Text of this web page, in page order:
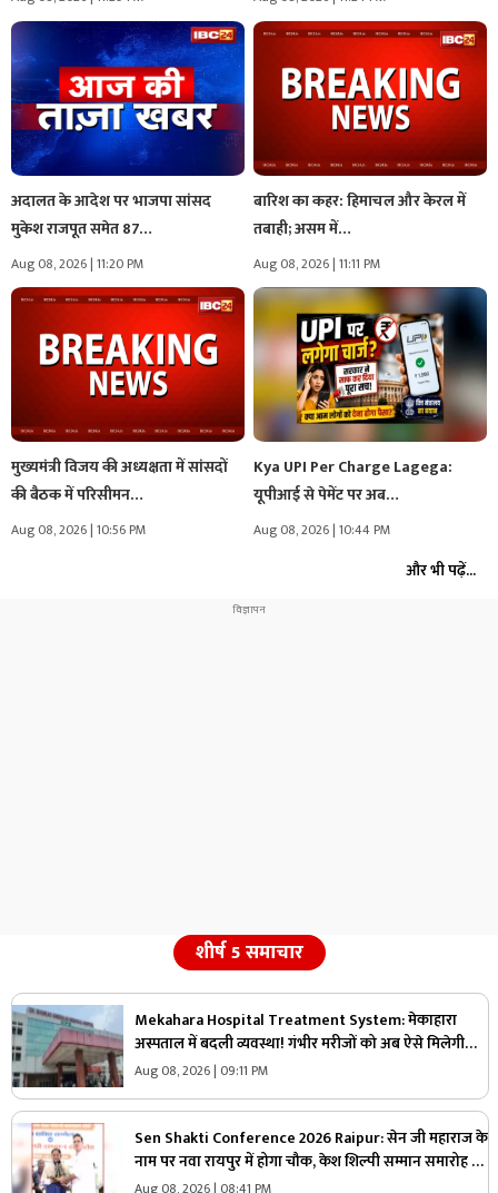
अदालत के आदेश पर भाजपा सांसद
मुकेश राजपूत समेत 87…
Aug 08, 2026 | 11:20 PM
बारिश का कहर: हिमाचल और केरल में
तबाही; असम में…
Aug 08, 2026 | 11:11 PM
मुख्यमंत्री विजय की अध्यक्षता में सांसदों
की बैठक में परिसीमन…
Aug 08, 2026 | 10:56 PM
Kya UPI Per Charge Lagega:
यूपीआई से पेमेंट पर अब…
Aug 08, 2026 | 10:44 PM
और भी पढ़ें...
शीर्ष 5 समाचार
Mekahara Hospital Treatment System: मेकाहारा
अस्पताल में बदली व्यवस्था! गंभीर मरीजों को अब ऐसे मिलेगी
इमरजेंसी वार्ड में एंट्री, यहां होगी शुरुआती जांच
Aug 08, 2026 | 09:11 PM
Sen Shakti Conference 2026 Raipur: सेन जी महाराज के
नाम पर नवा रायपुर में होगा चौक, केश शिल्पी सम्मान समारोह में
सीएम साय ने किया ऐलान, सामुदायिक भवन के लिए इतने लाख
Aug 08, 2026 | 08:41 PM